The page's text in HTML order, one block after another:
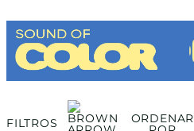
FILTROS ORDENAR